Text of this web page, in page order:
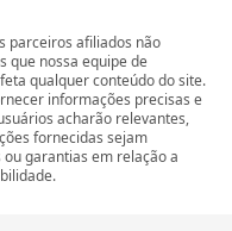
parceiros afiliados não
que nossa equipe de
qualquer conteúdo do site.
informações precisas e
acharão relevantes,
fornecidas sejam
garantias em relação a